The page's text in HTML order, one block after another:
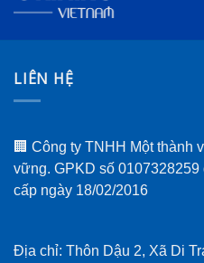
LIÊN HỆ
🏢 Công ty TNHH Một thành
vững. GPKD số
cấp ngày 18/02/2016
Địa chỉ: Thôn Dậu 2, Xã Di